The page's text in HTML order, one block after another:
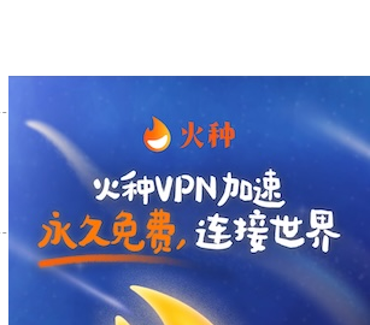
支持 [0] 反对 [0]